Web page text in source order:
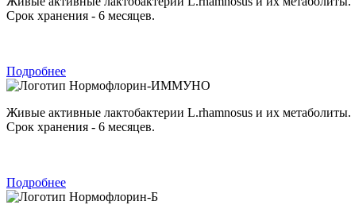
Срок хранения - 6 месяцев.
Подробнее
Нормофлорин-ИММУНО
Живые активные лактобактерии L.rhamnosus и их метаболиты.
Срок хранения - 6 месяцев.
Подробнее
Нормофлорин-Б